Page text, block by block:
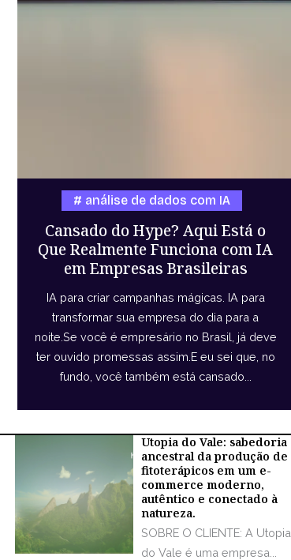
Cansado do Hype? Aqui Está o
Que Realmente Funciona com IA
em Empresas Brasileiras
análise de dados com IA
IA para criar campanhas mágicas. IA para
transformar sua empresa do dia para a
noite.Se você é empresário no Brasil, já deve
ter ouvido promessas assim.E eu sei que, no
fundo, você também está cansado...
Utopia do Vale: sabedoria
ancestral da produção de
fitoterápicos em um e-
commerce moderno,
autêntico e conectado à
natureza.
SOBRE O CLIENTE: A Utopia
do Vale é uma empresa...